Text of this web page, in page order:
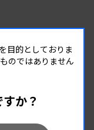
目的としておりま
のではありません
か？